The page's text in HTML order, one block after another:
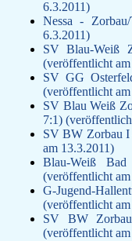
6.3.2011)
Nessa -
6.3.2011)
SV Blau-Weiß
(veröffentlicht
SV GG
(veröffentlicht
SV Blau Weiß
7:1)
SV BW Zorbau
am 13.3.2011)
Blau-Weiß
(veröffentlicht
G-Jugend-
(veröffentlicht
SV BW
(veröffentlicht